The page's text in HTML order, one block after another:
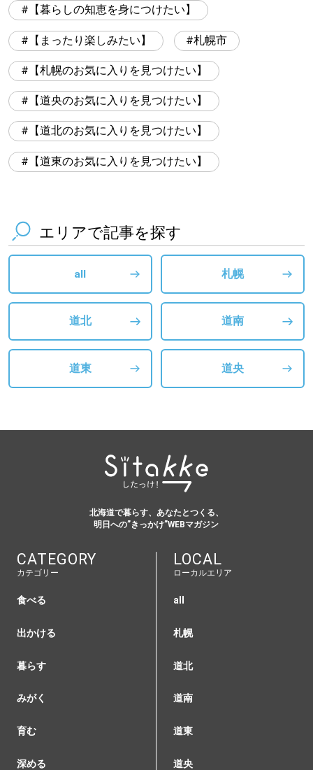
【暮らしの知恵を身につけたい】
【まったり楽しみたい】 札幌市
【札幌のお気に入りを見つけたい】
【道央のお気に入りを見つけたい】
【道北のお気に入りを見つけたい】
【道東のお気に入りを見つけたい】
エリアで記事を探す
all 札幌
道北 道南
道東 道央
北海道で暮らす、あなたとつくる、
明日への”きっかけ”WEBマガジン
CATEGORY
カテゴリー
食べる
出かける
暮らす
みがく
育む
深める
LOCAL
ローカルエリア
all
札幌
道北
道南
道東
道央